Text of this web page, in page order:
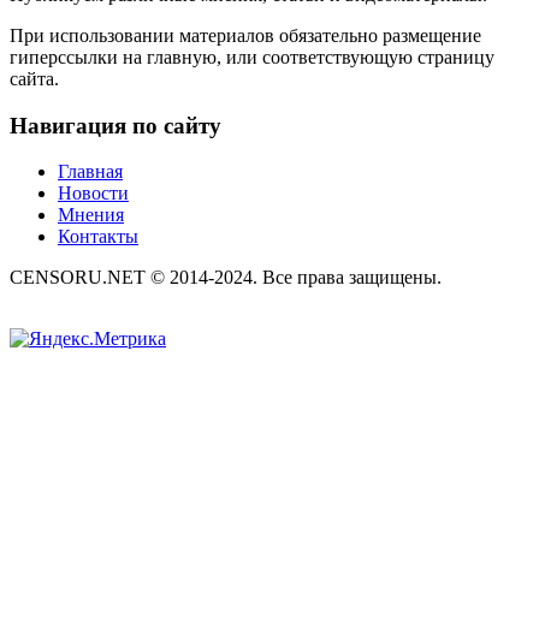
При использовании материалов обязательно размещение
гиперссылки на главную, или соответствующую страницу
сайта.
Навигация по сайту
Главная
Новости
Мнения
Контакты
CENSORU.NET © 2014-2024. Все права защищены.